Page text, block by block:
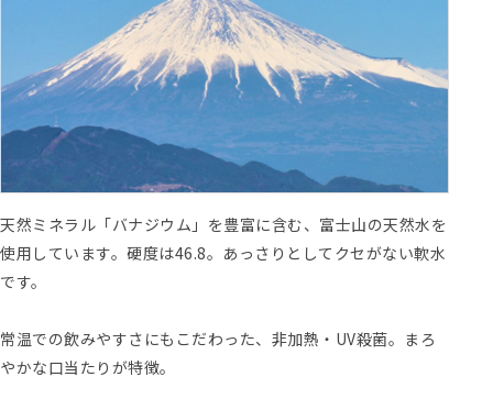
天然ミネラル「バナジウム」を豊富に含む、富士山の天然水を
使用しています。硬度は46.8。あっさりとしてクセがない軟水
です。
常温での飲みやすさにもこだわった、非加熱・UV殺菌。まろ
やかな口当たりが特徴。